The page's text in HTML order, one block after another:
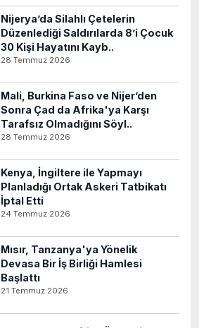
Nijerya’da Silahlı Çetelerin
Düzenlediği Saldırılarda 8’i Çocuk
30 Kişi Hayatını Kayb..
28 Temmuz 2026
Mali, Burkina Faso ve Nijer’den
Sonra Çad da Afrika'ya Karşı
Tarafsız Olmadığını Söyl..
28 Temmuz 2026
Kenya, İngiltere ile Yapmayı
Planladığı Ortak Askeri Tatbikatı
İptal Etti
24 Temmuz 2026
Mısır, Tanzanya'ya Yönelik
Devasa Bir İş Birliği Hamlesi
Başlattı
21 Temmuz 2026